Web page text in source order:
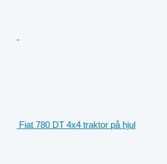
Fiat 780 DT 4x4 traktor på hjul